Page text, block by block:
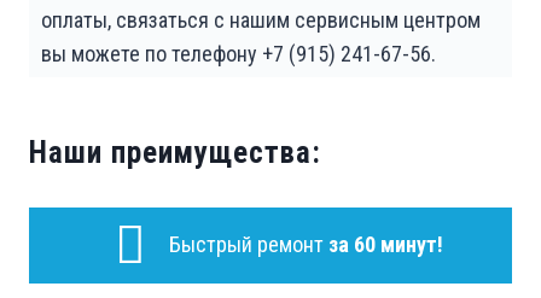
оплаты, связаться с нашим сервисным центром
вы можете по телефону +7 (915) 241-67-56.
Наши преимущества:
Быстрый ремонт за 60 минут!